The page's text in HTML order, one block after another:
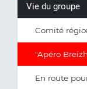
Vie du groupe
Comité
"Apéro
En route